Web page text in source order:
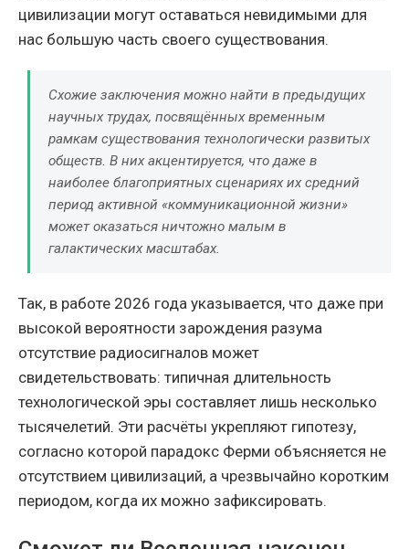
цивилизации могут оставаться невидимыми для
нас большую часть своего существования.
Схожие заключения можно найти в предыдущих
научных трудах, посвящённых временным
рамкам существования технологически развитых
обществ. В них акцентируется, что даже в
наиболее благоприятных сценариях их средний
период активной «коммуникационной жизни»
может оказаться ничтожно малым в
галактических масштабах.
Так, в работе 2026 года указывается, что даже при
высокой вероятности зарождения разума
отсутствие радиосигналов может
свидетельствовать: типичная длительность
технологической эры составляет лишь несколько
тысячелетий. Эти расчёты укрепляют гипотезу,
согласно которой парадокс Ферми объясняется не
отсутствием цивилизаций, а чрезвычайно коротким
периодом, когда их можно зафиксировать.